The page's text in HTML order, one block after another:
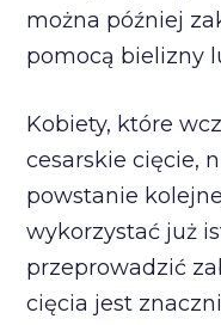
można później
pomocą bielizny
Kobiety, które
cesarskie cięcie,
powstanie
wykorzystać już
przeprowadzić
cięcia jest